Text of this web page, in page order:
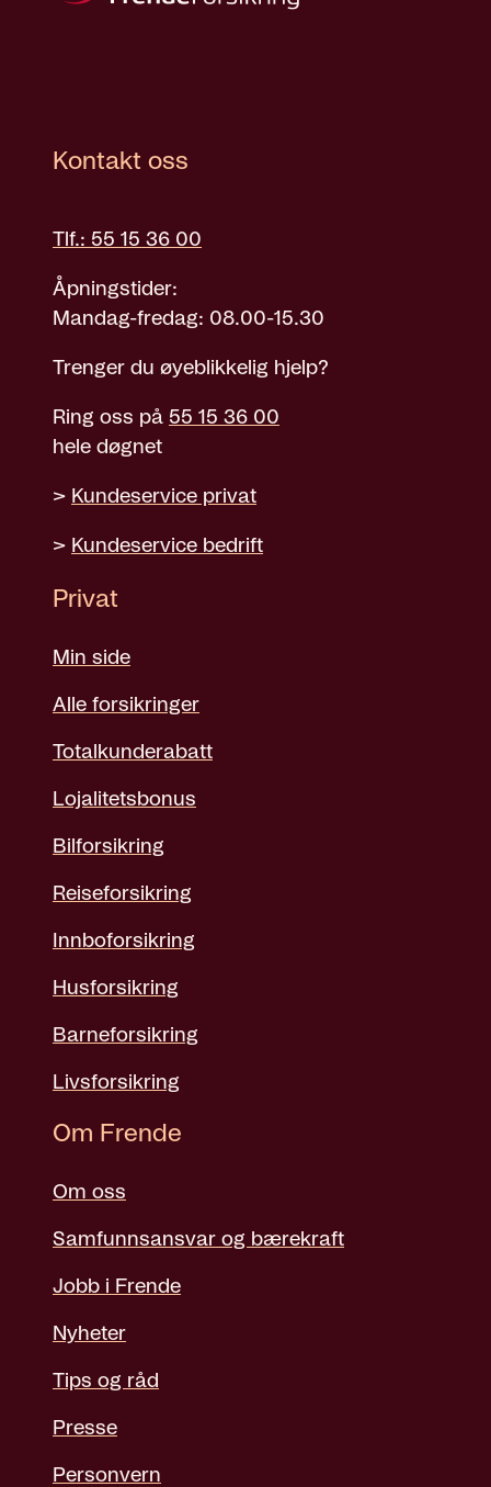
Kontakt oss
Tlf.: 55 15 36 00
Åpningstider:
Mandag-fredag: 08.00-15.30
Trenger du øyeblikkelig hjelp?
Ring oss på 55 15 36 00
hele døgnet
> Kundeservice privat
> Kundeservice bedrift
Privat
Min side
Alle forsikringer
Totalkunderabatt
Lojalitetsbonus
Bilforsikring
Reiseforsikring
Innboforsikring
Husforsikring
Barneforsikring
Livsforsikring
Om Frende
Om oss
Samfunnsansvar og bærekraft
Jobb i Frende
Nyheter
Tips og råd
Presse
Personvern